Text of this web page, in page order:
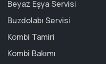
Beyaz Eşya Servisi
Buzdolabı Servisi
Kombi Tamiri
Kombi Bakımı